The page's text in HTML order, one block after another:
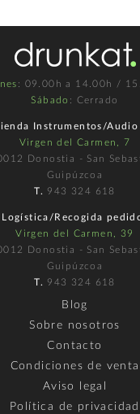
: 09.00h a 14.00h /
Sábado : Cerrado
Instrumentos/Audio
Virgen del Carmen, 7
Donostia - San
Guipúzcoa
T. 943 324 618
Recogida
Virgen del Carmen, 39
Donostia - San
Guipúzcoa
T. 943 324 618
Blog
Sobre nosotros
Contacto
Condiciones de venta
Aviso legal
Política de privacidad